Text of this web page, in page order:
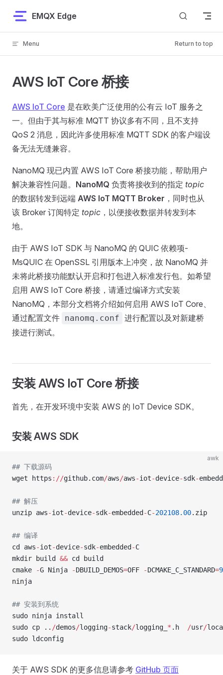
Skip to content
EMQX Edge
Menu Return to top
AWS IoT Core 桥接
AWS IoT Core 是在欧美广泛使用的公有云 IoT 服务之
一。但由于其与标准 MQTT 协议多有不同，且不支持
QoS 2 消息，因此许多使用标准 MQTT SDK 的客户端设
备无法无缝兼容。
NanoMQ 现已内置 AWS IoT Core 桥接功能，帮助用户
解决兼容性问题。 NanoMQ 负责将接收到的指定 topic
的数据转发到远端 AWS IoT MQTT Broker ，同时也从
该 Broker 订阅特定 topic ，以便接收数据并转发到本
地。
由于 AWS IoT SDK 与 NanoMQ 的 QUIC 依赖项-
MsQUIC 在 OpenSSL 引用版本上冲突，故 NanoMQ 并
未将此桥接功能默认开启和打包进入标准发行包。如希望
启用 AWS IoT Core 桥接，请通过编译方式安装
NanoMQ，本部分文档将介绍如何启用 AWS IoT Core、
通过配置文件 nanomq.conf 进行配置以及对新建桥
接进行测试。
安装 AWS IoT Core 桥接
首先，在开发环境中安装 AWS 的 IoT Device SDK。
安装 AWS SDK
awk
## 下载源码
wget https ://github.com/aws/aws-iot-device-sdk-
## 解压
unzip aws-iot-device-sdk-embedded -C-202108.00.zip
## 编译
cd aws-iot-device-sdk-embedded -C
mkdir build && cd build
cmake
-G Ninja -DBUILD_DEMOS=OFF -DCMAKE_C_STANDARD=
ninja
## 安装到系统
sudo ninja install
sudo cp .. /demos/logging-stack/logging_ * .h /usr/
sudo ldconfig
关于 AWS SDK 的更多信息请参考 GitHub 页面